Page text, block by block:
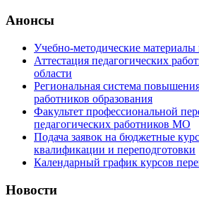
Анонсы
Учебно-методические материалы
Аттестация педагогических
области
Региональная система
работников образования
Факультет профессиональной
педагогических работников МО
Подача заявок на бюджетные
квалификации и переподготовки
Календарный график курсов
Новости